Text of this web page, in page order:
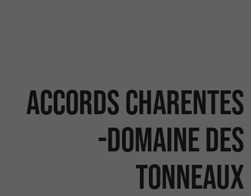
Accords Charentes
-Domaine des
tonneaux